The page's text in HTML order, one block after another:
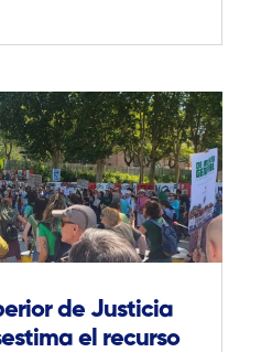
de Justicia
el recurso